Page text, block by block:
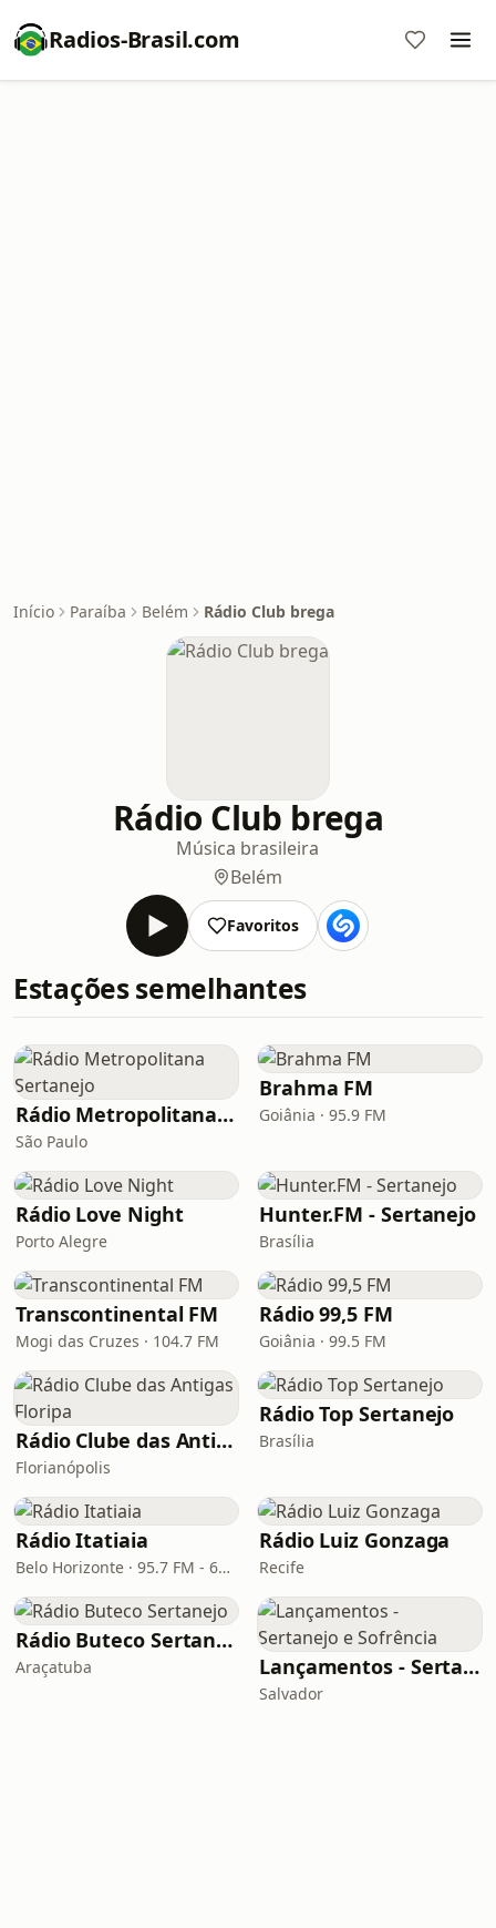
Radios-Brasil.com
Início Paraíba Belém Rádio Club brega
Rádio Club brega
Música brasileira
Belém
Favoritos
Estações semelhantes
Rádio Metropolitana Sertanejo
São Paulo
Brahma FM
Goiânia · 95.9 FM
Rádio Love Night
Porto Alegre
Hunter.FM - Sertanejo
Brasília
Transcontinental FM
Mogi das Cruzes · 104.7 FM
Rádio 99,5 FM
Goiânia · 99.5 FM
Rádio Clube das Antigas Floripa
Florianópolis
Rádio Top Sertanejo
Brasília
Rádio Itatiaia
Belo Horizonte · 95.7 FM - 610 AM
Rádio Luiz Gonzaga
Recife
Rádio Buteco Sertanejo
Araçatuba Lançamentos - Sertanejo e Sofrência
Salvador